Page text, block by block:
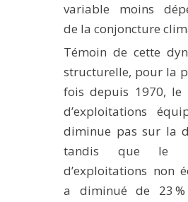
variable moins
de la conjoncture
Témoin de cette
structurelle, pour la
fois depuis 1970, le
d’exploitations
diminue pas sur la
tandis que le
d’exploitations non
a diminué de 23